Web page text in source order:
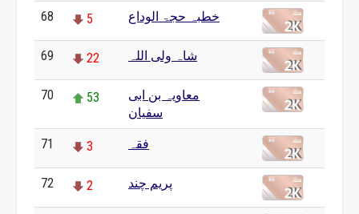
68 5 خطبہ حجۃ الوداع
69 22 شاہ ولی اللہ
70 53
معاویہ بن ابی
سفیان
71 3 فقہ
72 2 پریم چند